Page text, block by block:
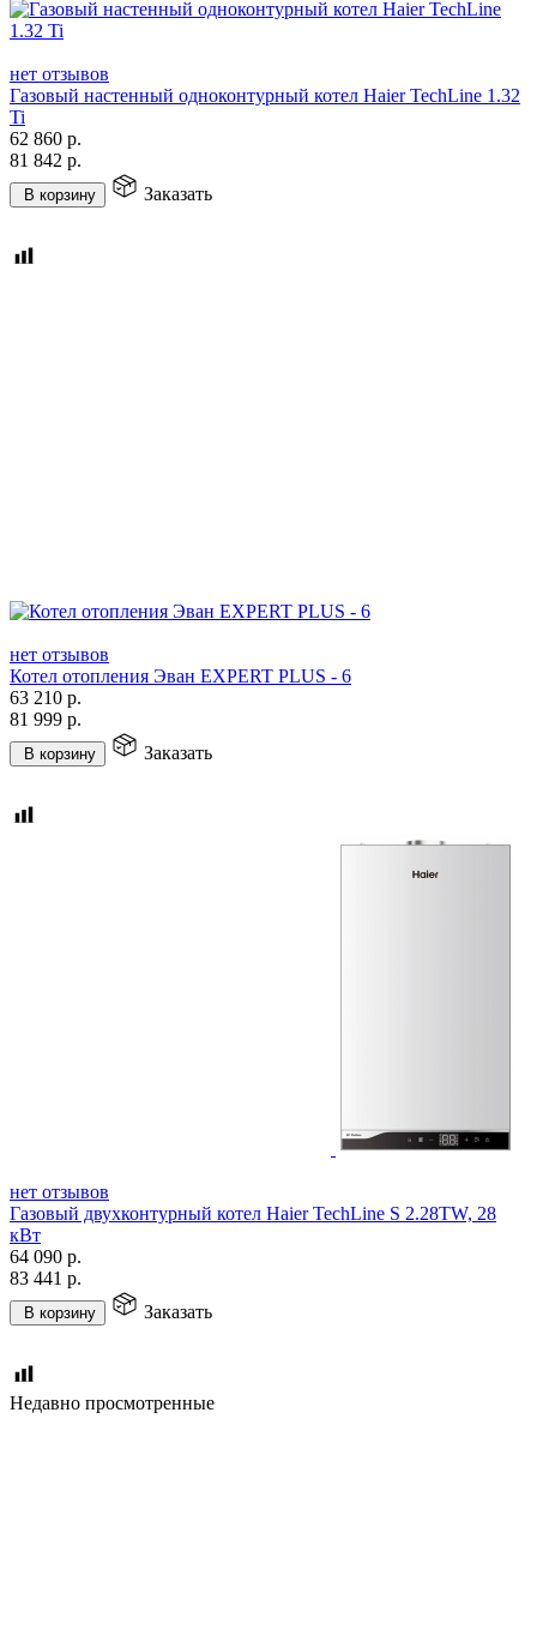
нет отзывов
Газовый настенный одноконтурный котел Haier TechLine 1.32
Ti
62 860 р.
81 842 р.
В корзину Заказать
нет отзывов
Котел отопления Эван EXPERT PLUS - 6
63 210 р.
81 999 р.
В корзину Заказать
нет отзывов
Газовый двухконтурный котел Haier TechLine S 2.28TW, 28
кВт
64 090 р.
83 441 р.
В корзину Заказать
Недавно просмотренные